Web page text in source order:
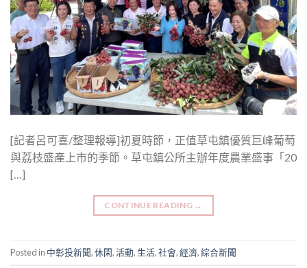
[記者呂可喜/整理報導]初夏時節，正值草屯鎮優質巨峰葡萄
與荔枝盛產上市的季節。草屯鎮公所主辦年度農業盛事「20
[…]
CONTINUE READING →
Posted in 中彰投新聞,休閑,活動,生活,社會,經濟,綜合新聞